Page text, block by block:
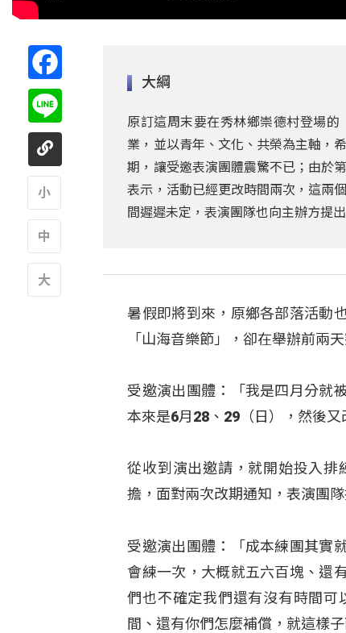
大綱
原訂這周末要在秀林鄉崇德村登場
業，並以青年、文化、共榮為主軸，
期，讓受邀表演團體震驚不已；由於
表示，活動已經更改時間兩次，這兩
間遲遲未定，表演團隊也向主辦方提
暑假即將到來，原鄉各部落活動
「山海音樂節」，卻在舉辦前兩
受邀演出團體：「我是四月分就
本來是6月28、29（日），然後
從收到演出邀請，就開始投入排
擔，面對兩次改期通知，表演團
受邀演出團體：「成本練團其實
會練一次，大概就五六百塊、還
們也不確定我們還有沒有時間
間、還有你們怎麼補償，就這樣子